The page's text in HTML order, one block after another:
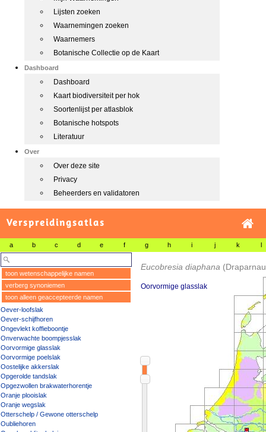
Lijsten zoeken
Waarnemingen zoeken
Waarnemers
Botanische Collectie op de Kaart
Dashboard
Dashboard
Kaart biodiversiteit per hok
Soortenlijst per atlasblok
Botanische hotspots
Literatuur
Over
Over deze site
Privacy
Beheerders en validatoren
Verspreidingsatlas
a b c d e f g h i j k l
toon wetenschappelijke namen
verberg synoniemen
toon alleen geaccepteerde namen
Oever-loofslak
Oever-schijfhoren
Ongevlekt koffieboontje
Onverwachte boompjesslak
Oorvormige glasslak
Oorvormige poelslak
Oostelijke akkerslak
Opgerolde tandslak
Opgezwollen brakwaterhorentje
Oranje plooislak
Oranje wegslak
Otterschelp / Gewone otterschelp
Oubliehoren
Eucobresia diaphana
Oorvormige glasslak